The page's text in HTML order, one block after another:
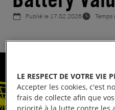
Publié le 17.02.2026 Temps
LE RESPECT DE VOTRE VIE
Accepter les cookies, c'est
frais de collecte afin que